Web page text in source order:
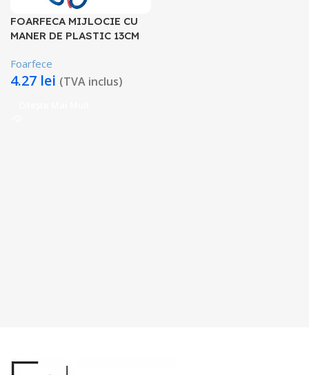
FOARFECA MIJLOCIE CU
MANER DE PLASTIC 13CM
Foarfece
4.27 lei (TVA inclus)